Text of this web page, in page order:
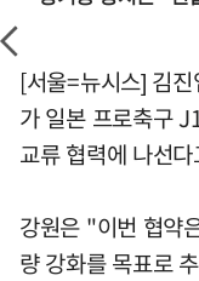
[서울=뉴시스] 김
가 일본 프로축구
교류 협력에 나선
강원은 "이번 협약
량 강화를 목표로